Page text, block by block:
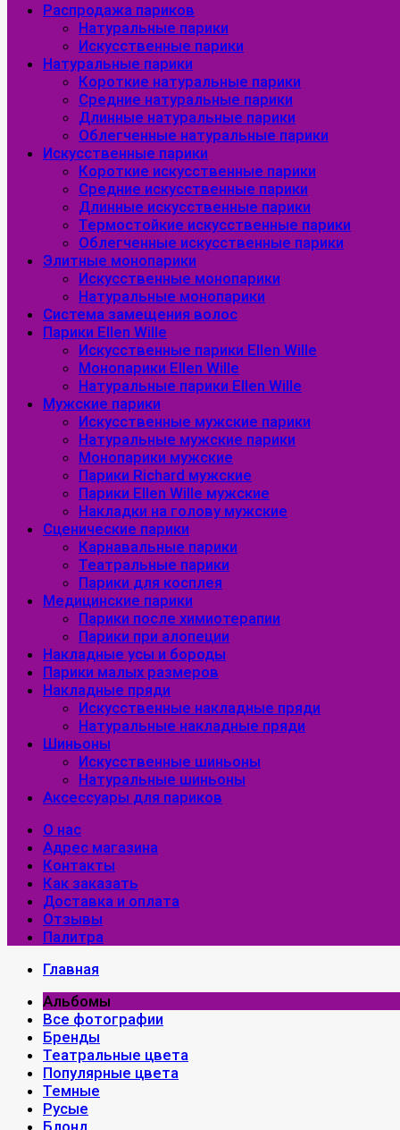
Распродажа париков
Натуральные парики
Искусственные парики
Натуральные парики
Короткие натуральные парики
Средние натуральные парики
Длинные натуральные парики
Облегченные натуральные парики
Искусственные парики
Короткие искусственные парики
Средние искусственные парики
Длинные искусственные парики
Термостойкие искусственные парики
Облегченные искусственные парики
Элитные монопарики
Искусственные монопарики
Натуральные монопарики
Система замещения волос
Парики Ellen Wille
Искусственные парики Ellen Wille
Монопарики Ellen Wille
Натуральные парики Ellen Wille
Мужские парики
Искусственные мужские парики
Натуральные мужские парики
Монопарики мужские
Парики Richard мужские
Парики Ellen Wille мужские
Накладки на голову мужские
Сценические парики
Карнавальные парики
Театральные парики
Парики для косплея
Медицинские парики
Парики после химиотерапии
Парики при алопеции
Накладные усы и бороды
Парики малых размеров
Накладные пряди
Искусственные накладные пряди
Натуральные накладные пряди
Шиньоны
Искусственные шиньоны
Натуральные шиньоны
Аксессуары для париков
О нас
Адрес магазина
Контакты
Как заказать
Доставка и оплата
Отзывы
Палитра
Главная
Альбомы
Все фотографии
Бренды
Театральные цвета
Популярные цвета
Темные
Русые